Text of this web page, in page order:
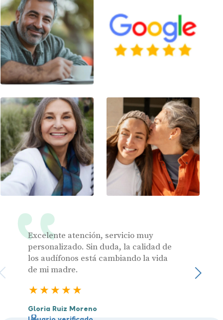
Excelente atención, servicio muy
personalizado. Sin duda, la calidad de
los audífonos está cambiando la vida
de mi madre.
Gloria Ruiz Moreno
Julia